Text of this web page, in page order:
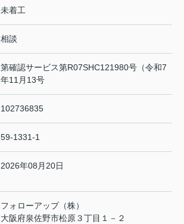
未着工
相談
第確認サービス第R07SHC121980号（令和7
年11月13号
102736835
59-1331-1
2026年08月20日
フォローアップ（株）
大阪府泉佐野市松原３丁目１－２